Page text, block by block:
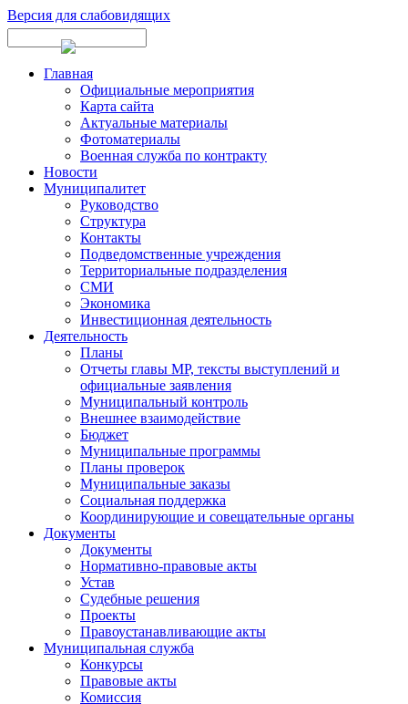
Версия для слабовидящих
Главная
Официальные мероприятия
Карта сайта
Актуальные материалы
Фотоматериалы
Военная служба по контракту
Новости
Муниципалитет
Руководство
Структура
Контакты
Подведомственные учреждения
Территориальные подразделения
СМИ
Экономика
Инвестиционная деятельность
Деятельность
Планы
Отчеты главы МР, тексты выступлений и
официальные заявления
Муниципальный контроль
Внешнее взаимодействие
Бюджет
Муниципальные программы
Планы проверок
Муниципальные заказы
Социальная поддержка
Координирующие и совещательные органы
Документы
Документы
Нормативно-правовые акты
Устав
Судебные решения
Проекты
Правоустанавливающие акты
Муниципальная служба
Конкурсы
Правовые акты
Комиссия